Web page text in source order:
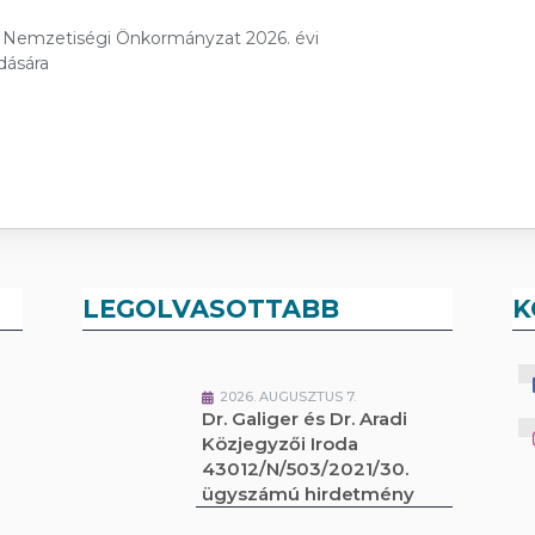
Önkormányzat 2026. évi
LEGOLVASOTTABB
2026. AUGUSZTUS 7.
Dr. Galiger és Dr. Aradi
Közjegyzői Iroda
43012/N/503/2021/30.
ügyszámú hirdetmény